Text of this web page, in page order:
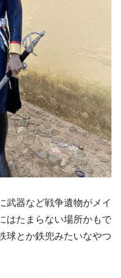
武器など戦争遺物がメイ
はたまらない場所かもで
球とか鉄兜みたいなやつ